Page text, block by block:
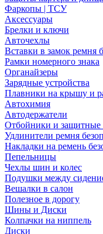
Фаркопы | ТСУ
Аксессуары
Брелки и ключи
Авточехлы
Вставки в замок ремня
Рамки номерного знака
Органайзеры
Зарядные устройства
Плавники на крышу и
Автохимия
Автодержатели
Отбойники и защитные
Удлинители ремня
Накладки на ремень
Пепельницы
Чехлы шин и колес
Подушки между
Вешалки в салон
Полезное в дорогу
Шины и Диски
Колпачки на ниппель
Диски